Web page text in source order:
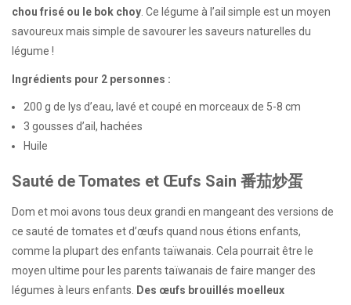
chou frisé ou le bok choy . Ce légume à l’ail simple est un moyen
savoureux mais simple de savourer les saveurs naturelles du
légume !
Ingrédients pour 2 personnes :
200 g de lys d’eau, lavé et coupé en morceaux de 5-8 cm
3 gousses d’ail, hachées
Huile
Sauté de Tomates et Œufs Sain 番茄炒蛋
Dom et moi avons tous deux grandi en mangeant des versions de
ce sauté de tomates et d’œufs quand nous étions enfants,
comme la plupart des enfants taïwanais. Cela pourrait être le
moyen ultime pour les parents taïwanais de faire manger des
légumes à leurs enfants. Des œufs brouillés moelleux